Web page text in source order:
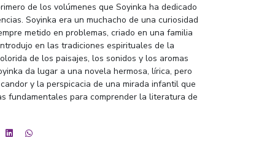
de los volúmenes que Soyinka ha dedicado
Soyinka era un muchacho de una curiosidad
metido en problemas, criado en una familia
en las tradiciones espirituales de la
de los paisajes, los sonidos y los aromas
da lugar a una novela hermosa, lírica, pero
y la perspicacia de una mirada infantil que
fundamentales para comprender la literatura de